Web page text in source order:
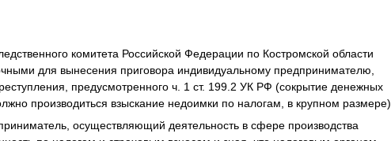
комитета Российской Федерации по Костромской области
для вынесения приговора индивидуальному предпринимателю,
предусмотренного ч. 1 ст. 199.2 УК РФ (сокрытие денежных
производиться взыскание недоимки по налогам, в крупном размере).
осуществляющий деятельность в сфере производства